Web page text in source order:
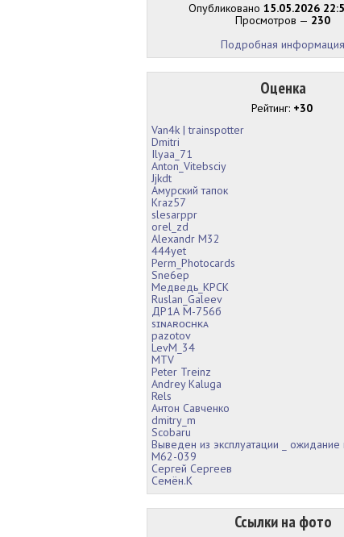
Опубликовано 15.05.2026
Просмотров — 230
Подробная информация
Оценка
Рейтинг: +30
Van4k | trainspotter
Dmitri
Ilyaa_71
Anton_Vitebsciy
Jjkdt
Амурский тапок
Kraz57
slesarppr
orel_zd
Alexandr M32
444yet
Perm_Photocards
Sne6ep
Медведь_КРСК
Ruslan_Galeev
ДР1А М-756б
sɪɴᴀʀᴏᴄʜᴋᴀ
pazotov
LevM_34
MTV
Peter Treinz
Andrey Kaluga
Rels
Антон Савченко
dmitry_m
Scobaru
Выведен из эксплуатации _ ожидание
М62-039
Сергей Сергеев
Семëн.К
Ссылки на фото